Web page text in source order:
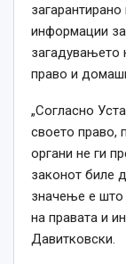
информации
загадувањето
право и
„Согласно
своето право,
органи не ги
законот биле
значење е што
на правата и
Давитковски.